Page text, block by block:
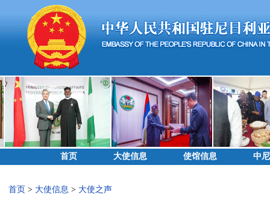
首页 大使信息 使馆信息 中
首页 > 大使信息 > 大使之声